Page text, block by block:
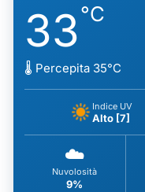
33°C
🌡️ Percepita 35°C
Indice UV
Alto [7]
☁️
Nuvolosità
9%